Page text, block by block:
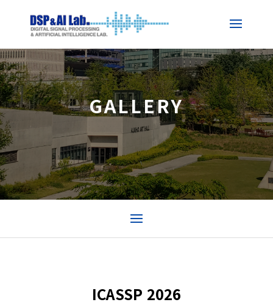
GALLERY
ICASSP 2026